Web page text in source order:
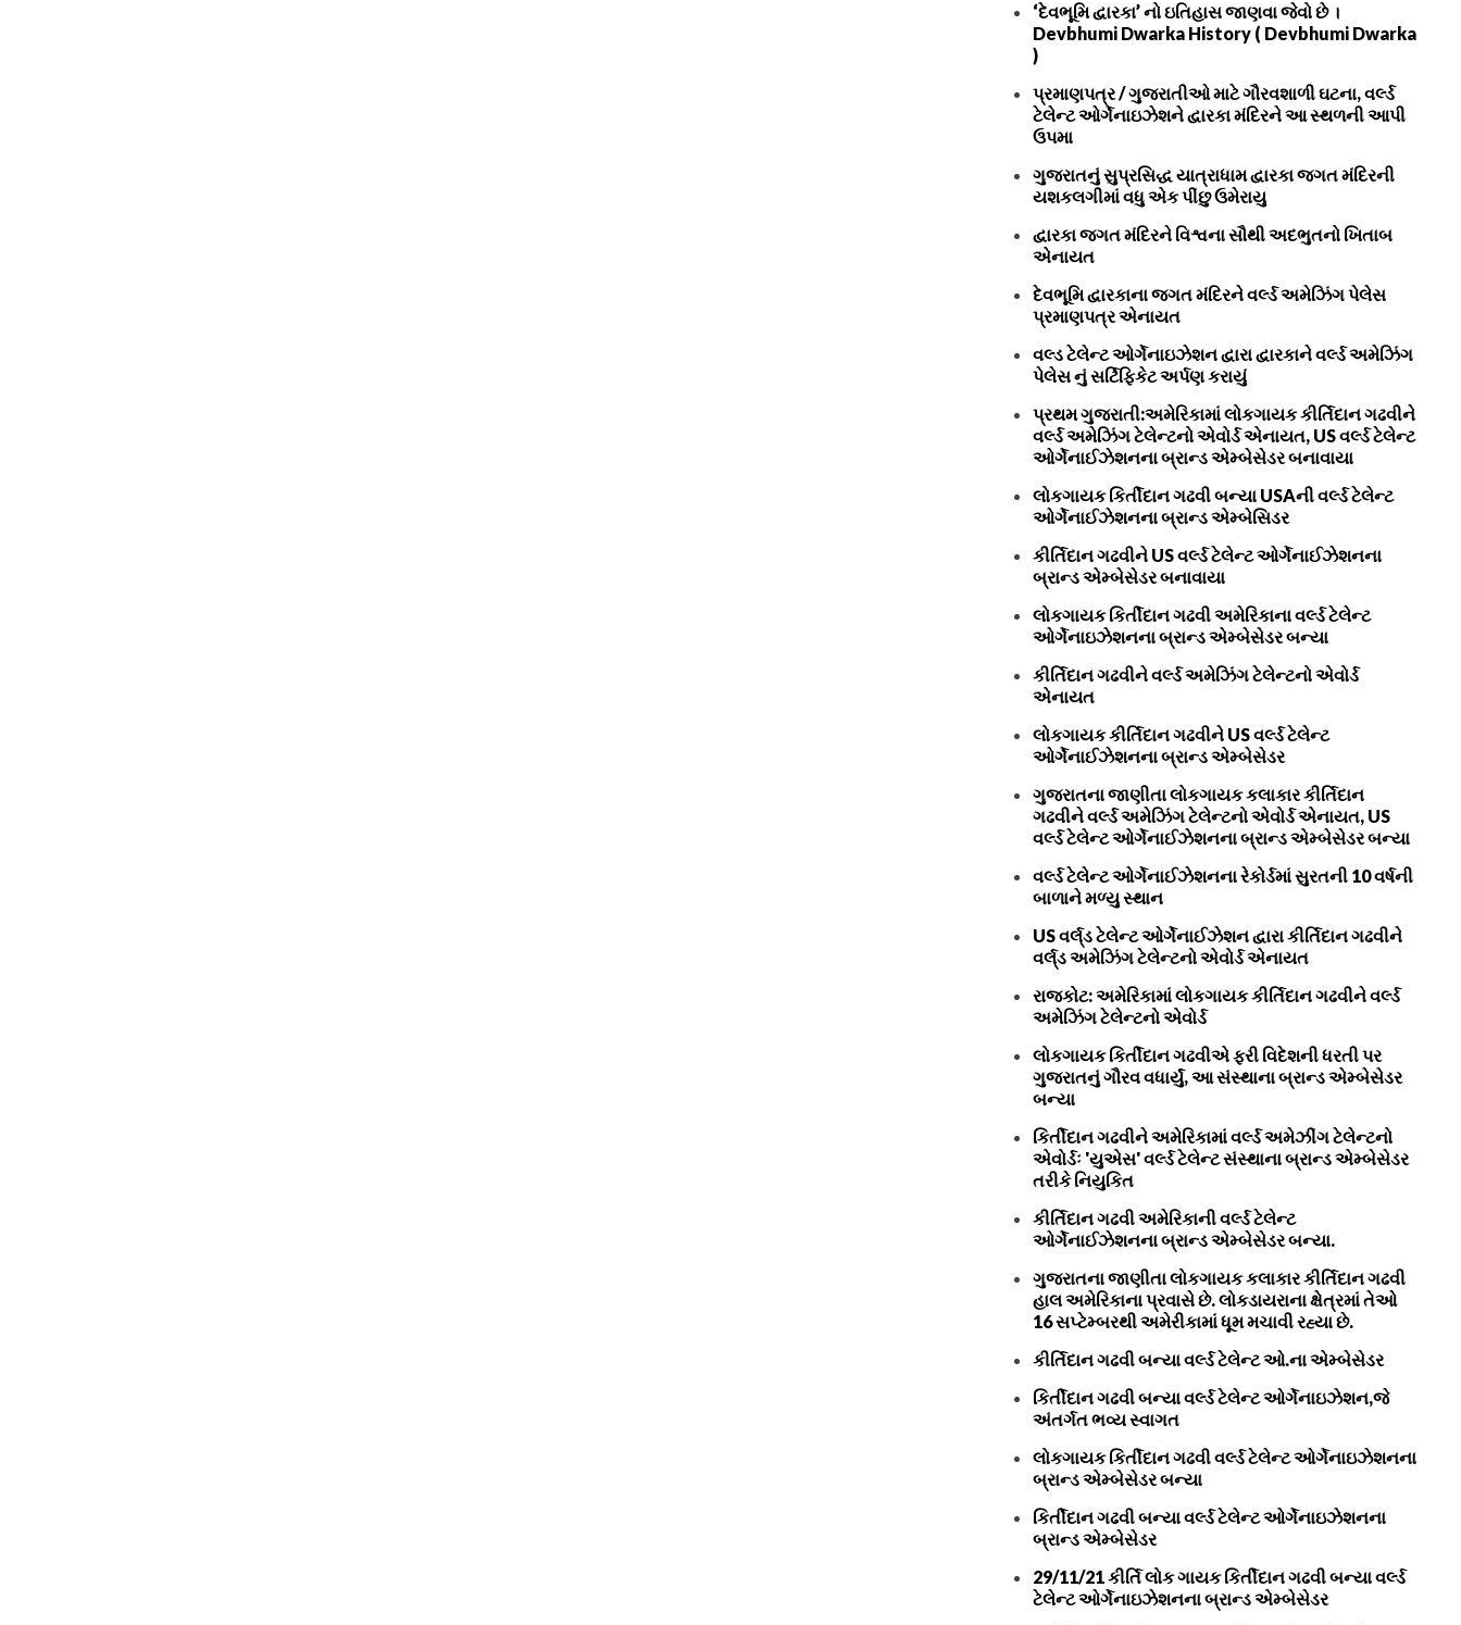
‘દેવભૂમિ દ્વારકા’ નો ઇતિહાસ જાણવા જેવો છે ।
Devbhumi Dwarka History ( Devbhumi Dwarka
)
પ્રમાણપત્ર / ગુજરાતીઓ માટે ગૌરવશાળી ઘટના, વર્લ્ડ
ટેલેન્ટ ઓર્ગેનાઇઝેશને દ્વારકા મંદિરને આ સ્થળની આપી
ઉપમા
ગુજરાતનું સુપ્રસિદ્ધ યાત્રાધામ દ્વારકા જગત મંદિરની
યશકલગીમાં વધુ એક પીંછુ ઉમેરાયુ
દ્વારકા જગત મંદિરને વિશ્વના સૌથી અદભુતનો ખિતાબ
એનાયત
દેવભૂમિ દ્વારકાના જગત મંદિરને વર્લ્ડ અમેઝિંગ પેલેસ
પ્રમાણપત્ર એનાયત
વલ્ડ ટેલેન્ટ ઓર્ગેનાઇઝેશન દ્વારા દ્વારકાને વર્લ્ડ અમેઝિંગ
પેલેસ નું સર્ટિફિકેટ અર્પણ કરાયું
પ્રથમ ગુજરાતી:અમેરિકામાં લોકગાયક કીર્તિદાન ગઢવીને
વર્લ્ડ અમેઝિંગ ટેલેન્ટનો એવોર્ડ એનાયત, US વર્લ્ડ ટેલેન્ટ
ઓર્ગેનાઈઝેશનના બ્રાન્ડ એમ્બેસેડર બનાવાયા
લોકગાયક કિર્તીદાન ગઢવી બન્યા USAની વર્લ્ડ ટેલેન્ટ
ઓર્ગેનાઈઝેશનના બ્રાન્ડ એમ્બેસિડર
કીર્તિદાન ગઢવીને US વર્લ્ડ ટેલેન્ટ ઓર્ગેનાઈઝેશનના
બ્રાન્ડ એમ્બેસેડર બનાવાયા
લોકગાયક કિર્તીદાન ગઢવી અમેરિકાના વર્લ્ડ ટેલેન્ટ
ઓર્ગેનાઇઝેશનના બ્રાન્ડ એમ્બેસેડર બન્યા
કીર્તિદાન ગઢવીને વર્લ્ડ અમેઝિંગ ટેલેન્ટનો એવોર્ડ
એનાયત
લોકગાયક કીર્તિદાન ગઢવીને US વર્લ્ડ ટેલેન્ટ
ઓર્ગેનાઈઝેશનના બ્રાન્ડ એમ્બેસેડર
ગુજરાતના જાણીતા લોકગાયક કલાકાર કીર્તિદાન
ગઢવીને વર્લ્ડ અમેઝિંગ ટેલેન્ટનો એવોર્ડ એનાયત, US
વર્લ્ડ ટેલેન્ટ ઓર્ગેનાઈઝેશનના બ્રાન્ડ એમ્બેસેડર બન્યા
વર્લ્ડ ટેલેન્ટ ઓર્ગેનાઈઝેશનના રેકોર્ડમાં સુરતની 10 વર્ષની
બાળાને મળ્યુ સ્થાન
US વર્લ્‌ડ ટેલેન્ટ ઓર્ગેનાઈઝેશન દ્વારા કીર્તિદાન ગઢવીને
વર્લ્‌ડ અમેઝિંગ ટેલેન્ટનો એવોર્ડ એનાયત
રાજકોટ: અમેરિકામાં લોકગાયક કીર્તિદાન ગઢવીને વર્લ્ડ
અમેઝિંગ ટેલેન્ટનો એવોર્ડ
લોકગાયક કિર્તીદાન ગઢવીએ ફરી વિદેશની ધરતી પર
ગુજરાતનું ગૌરવ વધાર્યું, આ સંસ્થાના બ્રાન્ડ એમ્બેસેડર
બન્યા
કિર્તીદાન ગઢવીને અમેરિકામાં વર્લ્ડ અમેઝીંગ ટેલેન્ટનો
એવોર્ડઃ 'યુએસ' વર્લ્ડ ટેલેન્ટ સંસ્થાના બ્રાન્ડ એમ્બેસેડર
તરીકે નિયુકિત
કીર્તિદાન ગઢવી અમેરિકાની વર્લ્ડ ટેલેન્ટ
ઓર્ગેનાઈઝેશનના બ્રાન્ડ એમ્બેસેડર બન્યા.
ગુજરાતના જાણીતા લોકગાયક કલાકાર કીર્તિદાન ગઢવી
હાલ અમેરિકાના પ્રવાસે છે. લોકડાયરાના ક્ષેત્રમાં તેઓ
16 સપ્ટેમ્બરથી અમેરીકામાં ધૂમ મચાવી રહ્યા છે.
કીર્તિદાન ગઢવી બન્યા વર્લ્ડ ટેલેન્ટ ઓ.ના એમ્બેસેડર
કિર્તીદાન ગઢવી બન્યા વર્લ્ડ ટેલેન્ટ ઓર્ગેનાઇઝેશન,જે
અંતર્ગત ભવ્ય સ્વાગત
લોકગાયક કિર્તીદાન ગઢવી વર્લ્ડ ટેલેન્ટ ઓર્ગેનાઇઝેશનના
બ્રાન્ડ એમ્બેસેડર બન્યા
કિર્તીદાન ગઢવી બન્યા વર્લ્ડ ટેલેન્ટ ઓર્ગેનાઇઝેશનના
બ્રાન્ડ એમ્બેસેડર
29/11/21 કીર્તિ લોક ગાયક કિર્તીદાન ગઢવી બન્યા વર્લ્ડ
ટેલેન્ટ ઓર્ગેનાઇઝેશનના બ્રાન્ડ એમ્બેસેડર